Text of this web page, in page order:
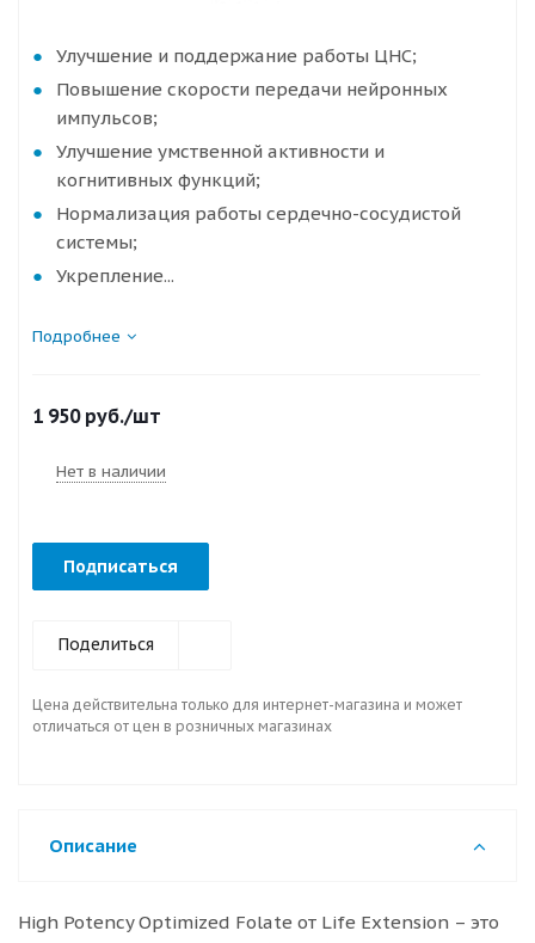
Улучшение и поддержание работы ЦНС;
Повышение скорости передачи нейронных
импульсов;
Улучшение умственной активности и
когнитивных функций;
Нормализация работы сердечно-сосудистой
системы;
Укрепление...
Подробнее
1 950руб./шт
Нет в наличии
Подписаться
Поделиться
Цена действительна только для интернет-магазина и может
отличаться от цен в розничных магазинах
Описание
High Potency Optimized Folate от Life Extension – это